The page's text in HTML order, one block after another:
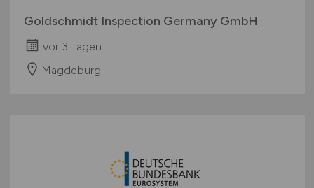
Goldschmidt Inspection Germany GmbH
vor 3 Tagen
Magdeburg